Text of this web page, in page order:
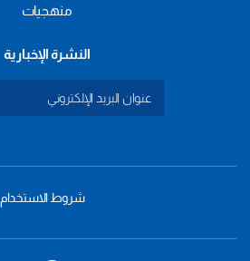
منهجيات
النشرة الإخبارية
شروط الاستخدام